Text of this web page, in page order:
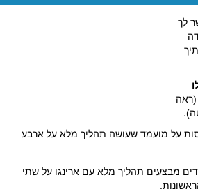
לך
(ראה
על מועמד שעושה תהליך מלא על ארבע
מבצעים תהליך מלא עם ארינגו על שתי